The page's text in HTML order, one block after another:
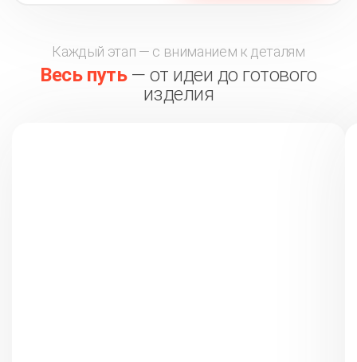
Каждый этап — с вниманием к деталям
Весь путь— от идеи до готового
изделия